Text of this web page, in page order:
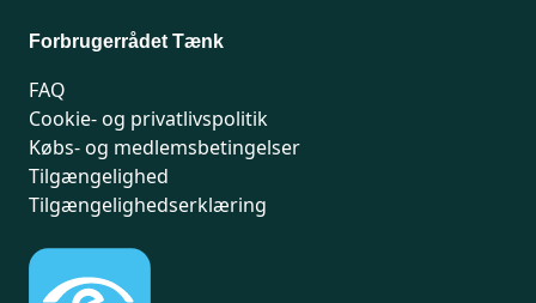
Forbrugerrådet Tænk
FAQ
Cookie- og privatlivspolitik
Købs- og medlemsbetingelser
Tilgængelighed
Tilgængelighedserklæring